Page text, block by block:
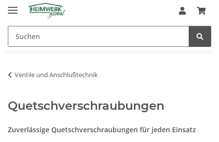
Ventile und Anschlußtechnik
Quetschverschraubungen
Zuverlässige Quetschverschraubungen für jeden Einsatz